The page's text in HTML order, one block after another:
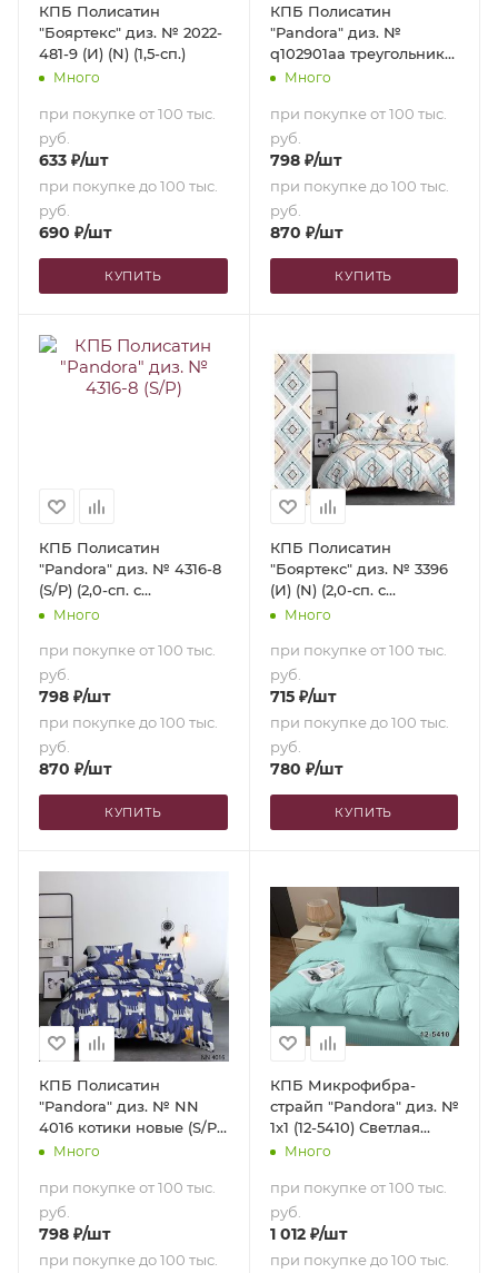
КПБ Полисатин
"Бояртекс" диз. № 2022-
481-9 (И) (N) (1,5-сп.)
Много
при покупке от 100 тыс.
руб.
633 ₽/шт
при покупке до 100 тыс.
руб.
690 ₽/шт
КУПИТЬ
КПБ Полисатин
"Pandora" диз. №
q102901aa треугольники
(S/P) (2,0-сп. с
Много
при покупке от 100 тыс.
руб.
798₽/шт
при покупке до 100 тыс.
руб.
870 ₽/шт
КУПИТЬ
КПБ Полисатин
"Pandora" диз. № 4316-8
(S/P) (2,0-сп. с
европростыней)
Много
при покупке от 100 тыс.
руб.
798 ₽/шт
при покупке до 100 тыс.
руб.
870 ₽/шт
КУПИТЬ
КПБ Полисатин
"Бояртекс" диз. № 3396
(И) (N) (2,0-сп. с
европростыней)
Много
при покупке от 100 тыс.
руб.
715₽/шт
при покупке до 100 тыс.
руб.
780 ₽/шт
КУПИТЬ
КПБ Полисатин
"Pandora" диз. № NN
4016 котики новые (S/P)
(2,0-сп. с
Много
при покупке от 100 тыс.
руб.
798 ₽/шт
при покупке до 100 тыс.
КПБ Микрофибра-
страйп "Pandora" диз. №
1х1 (12-5410) Светлая
бирюза (N) (Семейный)
Много
при покупке от 100 тыс.
руб.
1 012₽/шт
при покупке до 100 тыс.